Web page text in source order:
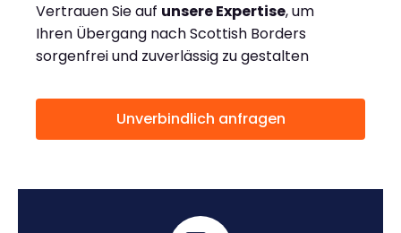
Vertrauen Sie auf unsere Expertise, um
Ihren Übergang nach Scottish Borders
sorgenfrei und zuverlässig zu gestalten
Unverbindlich anfragen